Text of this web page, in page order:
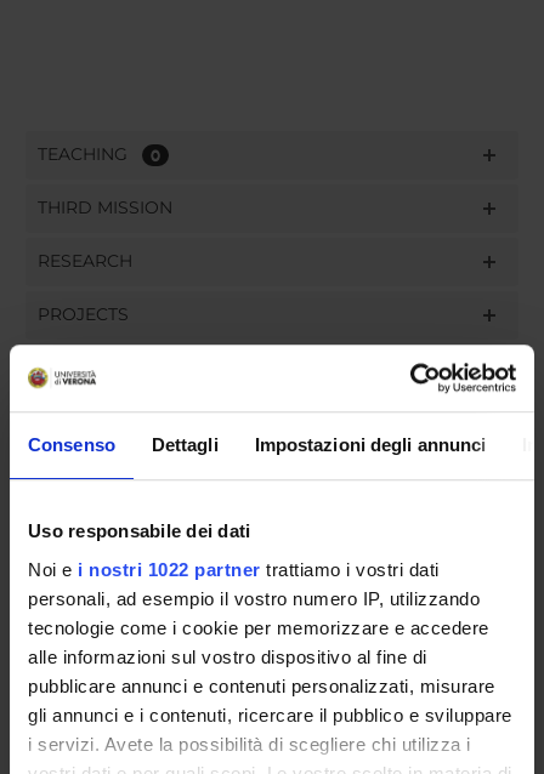
Consenso Dettagli Impostazioni degli annunci
Uso responsabile dei dati
Noi e i nostri 1022 partner trattiamo i vostri dati
personali, ad esempio il vostro numero IP, utilizzando
tecnologie come i cookie per memorizzare e accedere
alle informazioni sul vostro dispositivo al fine di
pubblicare annunci e contenuti personalizzati, misurare
gli annunci e i contenuti, ricercare il pubblico e sviluppare
i servizi. Avete la possibilità di scegliere chi utilizza i
TEACHING 0
THIRD MISSION
RESEARCH
PROJECTS
ASSIGNMENTS
COMMITTEES
DEPARTMENT ADMINISTRATION OFFICES
STUDENT ADMINISTRATION OFFICES